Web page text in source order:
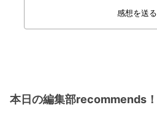
感想を送る
本日の編集部recommends！